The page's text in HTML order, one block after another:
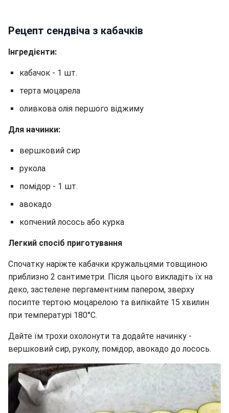
Рецепт сендвіча з кабачків
Інгредієнти:
кабачок - 1 шт.
терта моцарела
оливкова олія першого віджиму
Для начинки:
вершковий сир
рукола
помідор - 1 шт.
авокадо
копчений лосось або курка
Легкий спосіб приготування
Спочатку наріжте кабачки кружальцями товщиною
приблизно 2 сантиметри. Після цього викладіть їх на
деко, застелене пергаментним папером, зверху
посипте тертою моцарелою та випікайте 15 хвилин
при температурі 180°C.
Дайте їм трохи охолонути та додайте начинку -
вершковий сир, руколу, помідор, авокадо до лосось.